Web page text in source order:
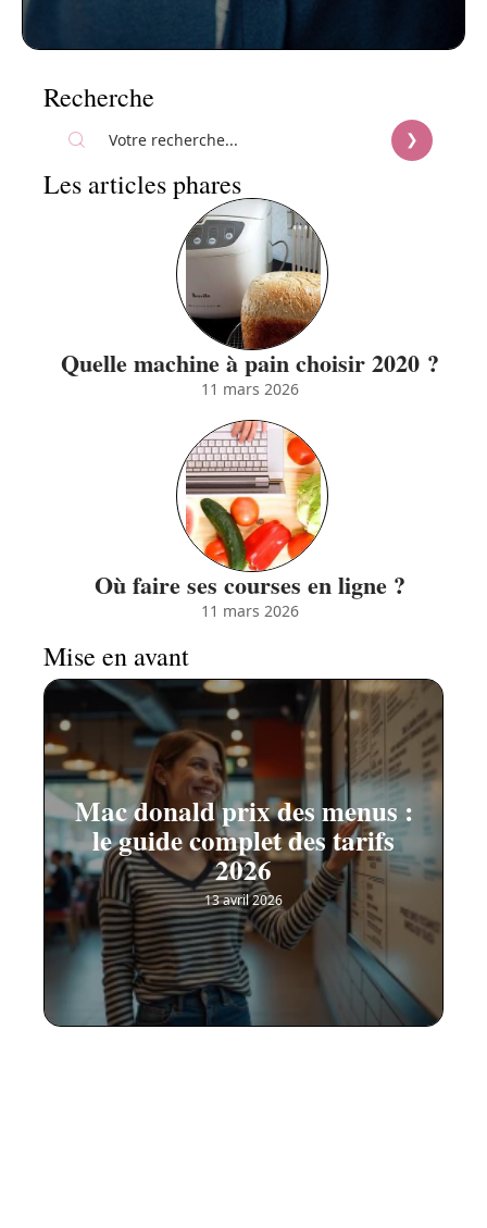
Recherche
Les articles phares
Quelle machine à pain choisir 2020 ?
11 mars 2026
Où faire ses courses en ligne ?
11 mars 2026
Mise en avant
Mac donald prix des menus :
le guide complet des tarifs
2026
13 avril 2026